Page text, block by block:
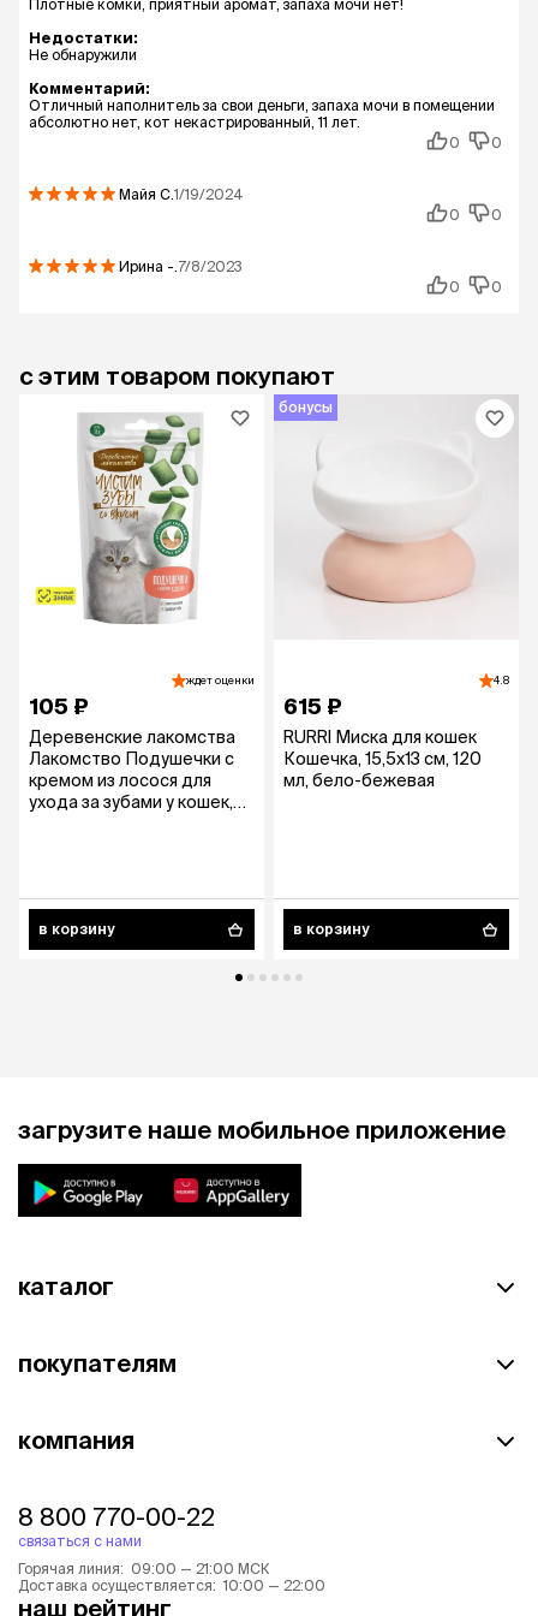
Плотные комки, приятный аромат, запаха мочи нет!
Недостатки:
Не обнаружили
Комментарий:
Отличный наполнитель за свои деньги, запаха мочи в помещении
абсолютно нет, кот некастрированный, 11 лет.
0
0
Майя С.1/19/2024
0
0
Ирина -. 7/8/2023
0
0
с этим товаром покупают
ждет оценки
105 ₽
Деревенские лакомства
Лакомство Подушечки с
кремом из лосося для
ухода за зубами у кошек,
в корзину
бонусы
4.8
615 ₽
RURRI Миска для кошек
Кошечка, 15,5х13 см, 120
мл, бело-бежевая
в корзину
загрузите наше мобильное приложение
каталог
покупателям
компания
8 800 770-00-22
связаться с нами
Горячая линия: 09:00 — 21:00 МСК
Доставка осуществляется: 10:00 — 22:00
наш рейтинг